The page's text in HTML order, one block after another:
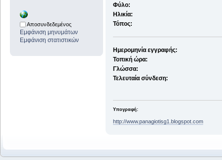
Αποσυνδεδεμένος
Εμφάνιση μηνυμάτων
Εμφάνιση στατιστικών
Φύλο:
Ηλικία:
Τόπος:
Ημερομηνία εγγραφής:
Τοπική ώρα:
Γλώσσα:
Τελευταία σύνδεση:
Υπογραφή:
http://www.panagiotisg1.blogspot.com